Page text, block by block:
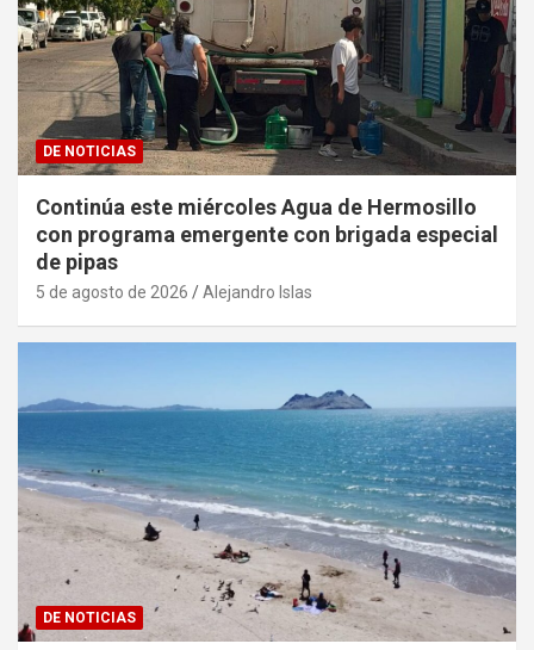
DE NOTICIAS
Continúa este miércoles Agua de Hermosillo
con programa emergente con brigada especial
de pipas
5 de agosto de 2026 Alejandro Islas
DE NOTICIAS